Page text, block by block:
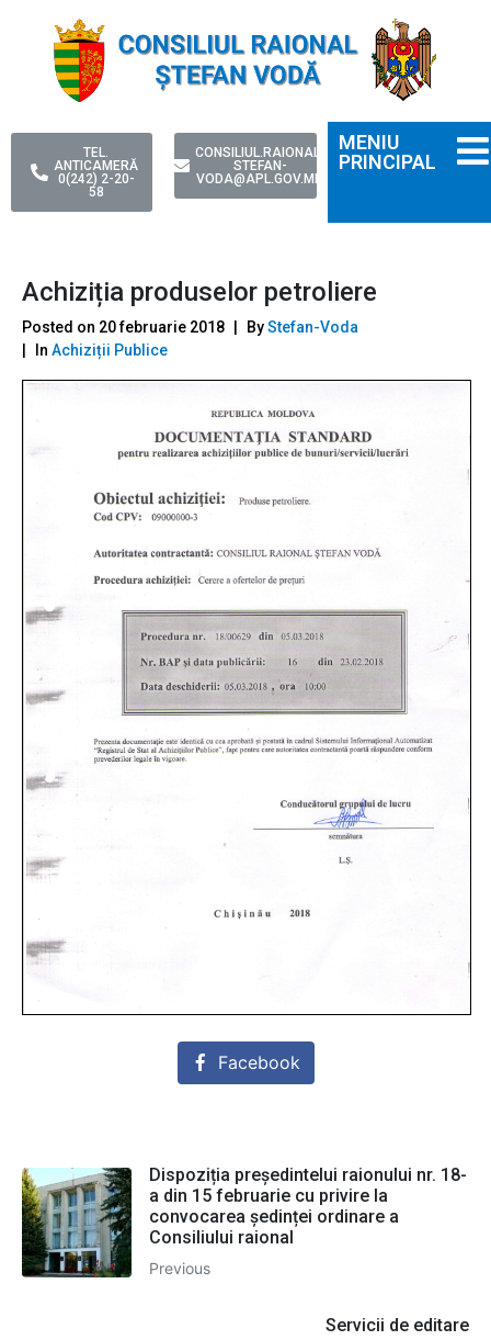
TEL.
ANTICAMERĂ
0(242) 2-20-
58
CONSILIUL.RAIONAL-
STEFAN-
VODA@APL.GOV.MD
MENIU
PRINCIPAL
Achiziția produselor petroliere
Posted on 20 februarie 2018 ByStefan-Voda
In Achiziții Publice
Facebook
Dispoziția președintelui raionului nr. 18-
a din 15 februarie cu privire la
convocarea ședinței ordinare a
Consiliului raional
Previous
Servicii de editare